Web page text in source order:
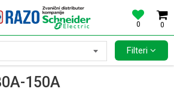
0
0
OSIGURACA SCHNEIDER ELECTRIC
150A
Filteri